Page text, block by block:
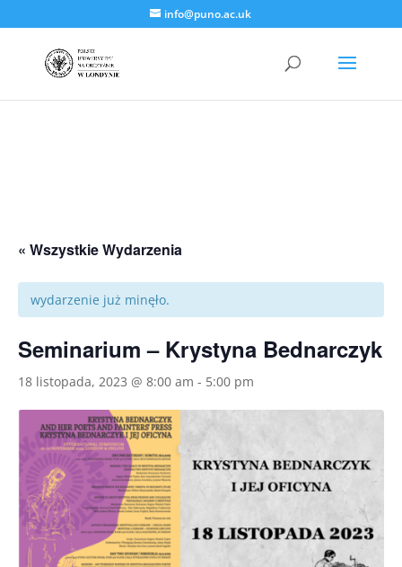
info@puno.ac.uk
« Wszystkie Wydarzenia
wydarzenie już minęło.
Seminarium – Krystyna Bednarczyk
18 listopada, 2023 @ 8:00 am - 5:00 pm